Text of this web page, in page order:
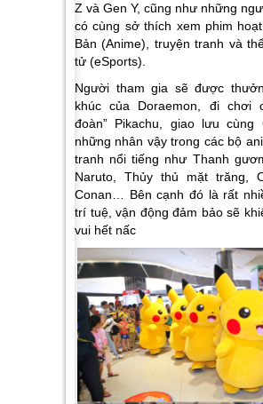
Z và Gen Y, cũng như những
có cùng sở thích xem phim
Bản (Anime), truyện tranh và
tử (eSports).
Người tham gia sẽ được
khúc của Doraemon, đi chơi
đoàn” Pikachu, giao lưu cùng
những nhân vậy trong các bộ
tranh nổi tiếng như Thanh
Naruto, Thủy thủ mặt trăng,
Conan… Bên cạnh đó là rất
trí tuệ, vận động đảm bảo sẽ
vui hết nấc